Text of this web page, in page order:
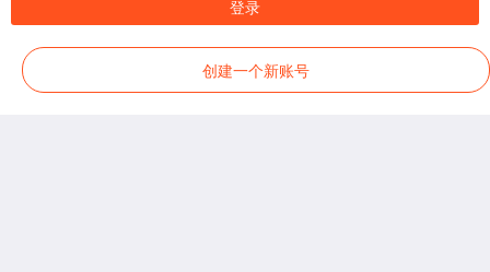
登录
创建一个新账号